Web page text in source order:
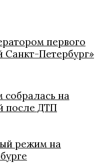
первого
Санкт-Петербург»
собралась на
после ДТП
режим на